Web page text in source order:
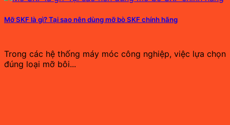
Mỡ SKF là gì? Tại sao nên dùng mỡ bò SKF chính hãng
Trong các hệ thống máy móc công nghiệp, việc lựa chọn
đúng loại mỡ bôi...